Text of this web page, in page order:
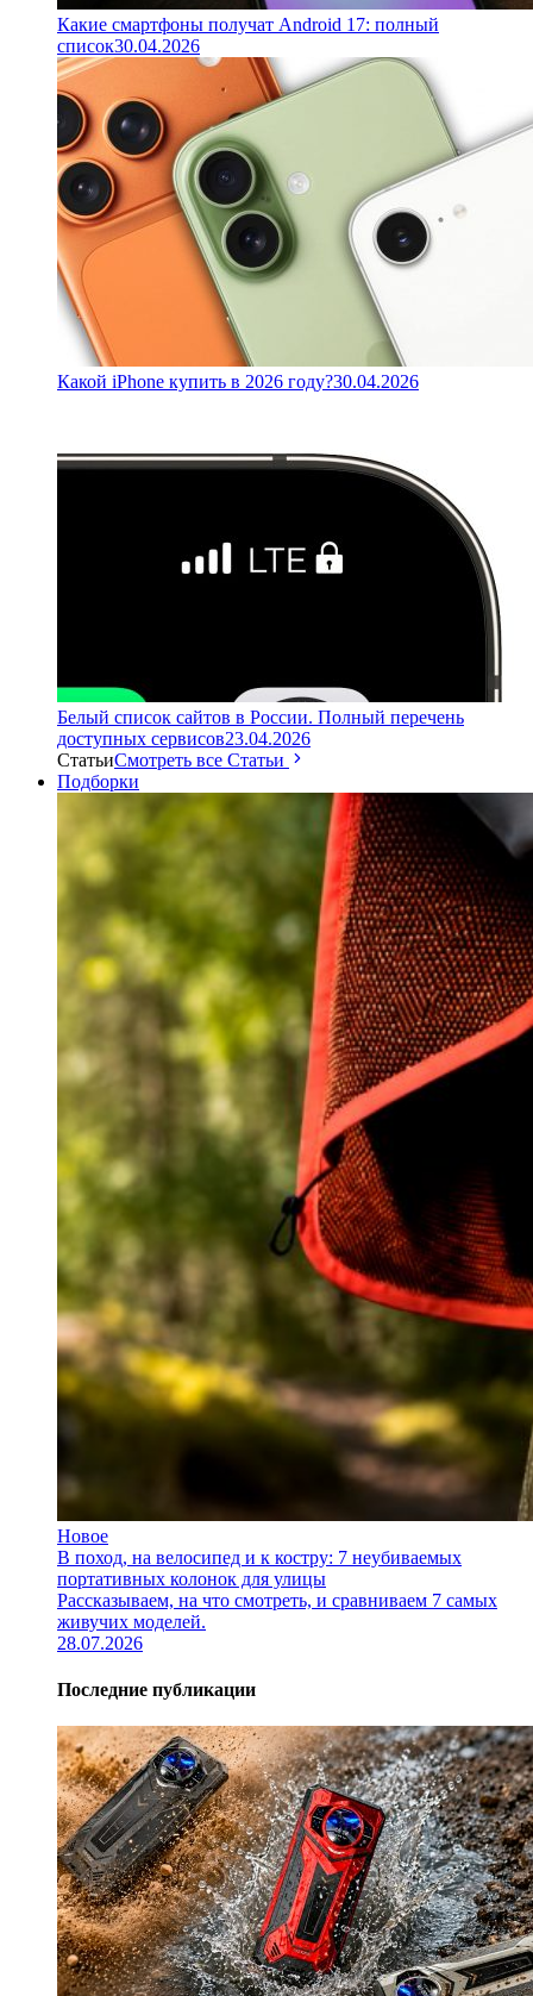
Какие смартфоны получат Android 17: полный
список30.04.2026
Какой iPhone купить в 2026 году?30.04.2026
Белый список сайтов в России. Полный перечень
доступных сервисов23.04.2026
СтатьиСмотреть все Статьи
Подборки
Новое
В поход, на велосипед и к костру: 7 неубиваемых
портативных колонок для улицы
Рассказываем, на что смотреть, и сравниваем 7 самых
живучих моделей.
28.07.2026
Последние публикации